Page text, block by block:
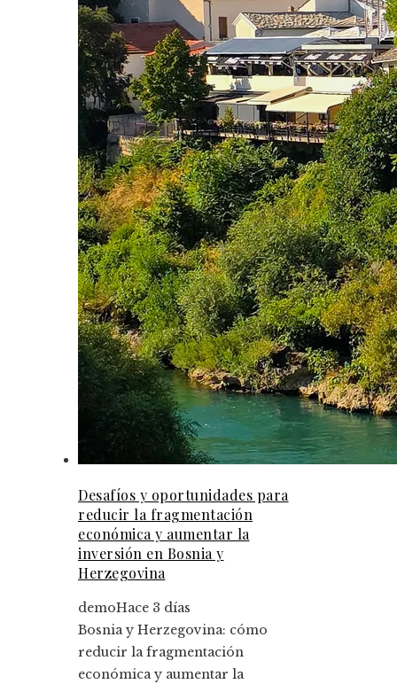
Desafíos y oportunidades para
reducir la fragmentación
económica y aumentar la
inversión en Bosnia y
Herzegovina
demoHace 3 días
Bosnia y Herzegovina: cómo
reducir la fragmentación
económica y aumentar la